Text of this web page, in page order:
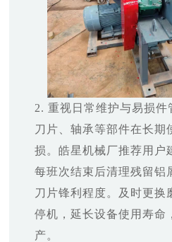
2. 重视日常维护与易损件
刀片、轴承等部件在长期
损。皓星机械厂推荐用户
每班次结束后清理残留铝
刀片锋利程度。及时更换
停机，延长设备使用寿命
产。